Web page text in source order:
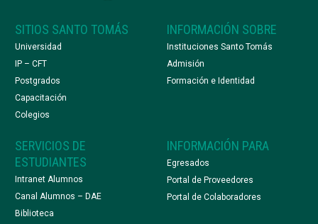
SITIOS SANTO TOMÁS
Universidad
IP – CFT
Postgrados
Capacitación
Colegios
INFORMACIÓN SOBRE
Instituciones Santo Tomás
Admisión
Formación e Identidad
SERVICIOS DE
ESTUDIANTES
Intranet Alumnos
Canal Alumnos – DAE
Biblioteca
INFORMACIÓN PARA
Egresados
Portal de Proveedores
Portal de Colaboradores